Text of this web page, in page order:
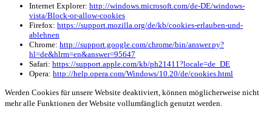
Internet Explorer: http://windows.microsoft.com/de-DE/windows-
vista/Block-or-allow-cookies
Firefox: https://support.mozilla.org/de/kb/cookies-erlauben-und-
ablehnen
Chrome: http://support.google.com/chrome/bin/answer.py?
hl=de&hlrm=en&answer=95647
Safari: https://support.apple.com/kb/ph21411?locale=de_DE
Opera: http://help.opera.com/Windows/10.20/de/cookies.html
Werden Cookies für unsere Website deaktiviert, können möglicherweise nicht
mehr alle Funktionen der Website vollumfänglich genutzt werden.